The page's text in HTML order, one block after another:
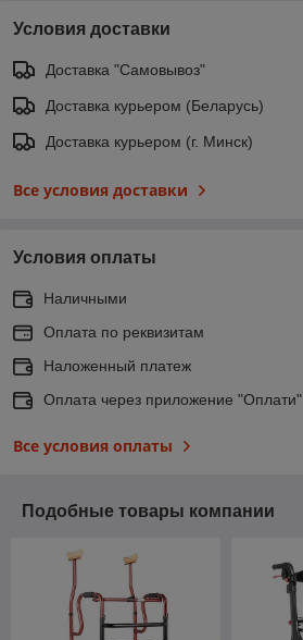
Условия доставки
Доставка "Самовывоз"
Доставка курьером (Беларусь)
Доставка курьером (г. Минск)
Все условия доставки
Условия оплаты
Наличными
Оплата по реквизитам
Наложенный платеж
Оплата через приложение "Оплати"
Все условия оплаты
Подобные товары компании